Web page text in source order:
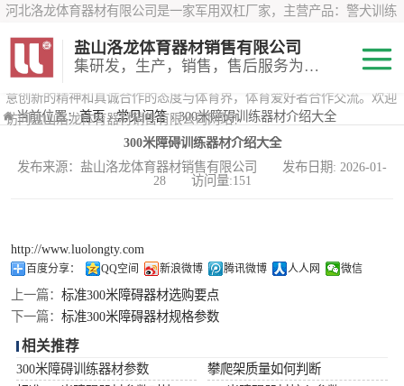
河北洛龙体育器材有限公司是一家军用双杠厂家，主营产品：警犬训练
*训练器材、400米障碍器材、军用单杠、军用双杠、军犬训练器材等训
练器材，咨询攀岩墙价格？在线咨询客服，公司以顾客至上的原则，锐
意创新的精神和真诚合作的态度与体育界，体育爱好者合作交流。欢迎
访问盐山洛龙体育器材销售有限公司网站！
盐山洛龙体育器材销售有限公司
集研发，生产，销售，售后服务为一体
当前位置：首页›常见问答› 300米障碍训练器材介绍大全
300米障碍训练器材介绍大全
发布来源：盐山洛龙体育器材销售有限公司 发布日期: 2026-01-
28 访问量:151
http://www.luolongty.com
百度分享： QQ空间 新浪微博 腾讯微博 人人网 微信
上一篇： 标准300米障碍器材选购要点
下一篇： 标准300米障碍器材规格参数
相关推荐
300米障碍训练器材参数
攀爬架质量如何判断
200米障碍器材
心理行为训练器
警犬训练器材
军用单双杠
400米障碍器材